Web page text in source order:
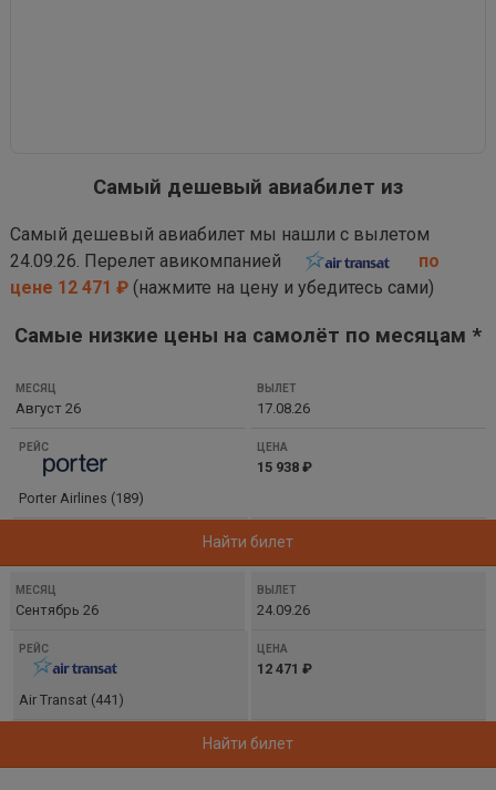
Самый дешевый авиабилет из
Самый дешевый авиабилет мы нашли с вылетом
24.09.26. Перелет авикомпанией
по
цене 12 471 ₽ (нажмите на цену и убедитесь сами)
Самые низкие цены на самолёт по месяцам *
МЕСЯЦ
ВЫЛЕТ
РЕЙС
Август 26 17.08.26
Porter Airlines (189)
15 938 ₽
Найти билет
Сентябрь 26 24.09.26
Air Transat (441)
12 471 ₽
Найти билет